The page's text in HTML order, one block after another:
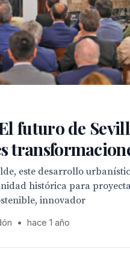
futuro de
este desarrollo
histórica para
innovador
• hace 1 año